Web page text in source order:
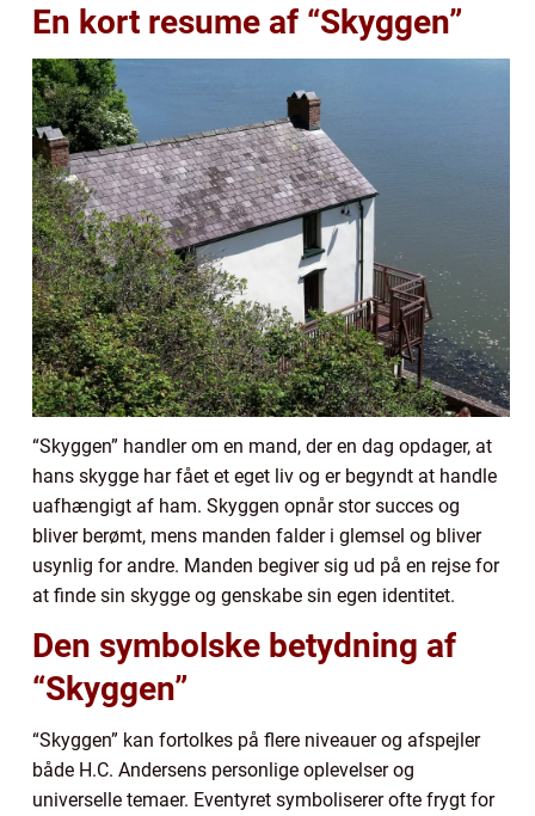
En kort resume af “Skyggen”
“Skyggen” handler om en mand, der en dag opdager, at
hans skygge har fået et eget liv og er begyndt at handle
uafhængigt af ham. Skyggen opnår stor succes og
bliver berømt, mens manden falder i glemsel og bliver
usynlig for andre. Manden begiver sig ud på en rejse for
at finde sin skygge og genskabe sin egen identitet.
Den symbolske betydning af
“Skyggen”
“Skyggen” kan fortolkes på flere niveauer og afspejler
både H.C. Andersens personlige oplevelser og
universelle temaer. Eventyret symboliserer ofte frygt for